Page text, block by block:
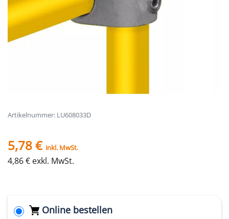
Artikelnummer: LU608033D
5,78 € inkl. MwSt.
4,86 € exkl. MwSt.
Online bestellen